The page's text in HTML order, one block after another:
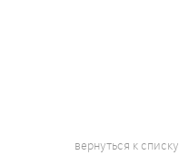
вернуться к списку